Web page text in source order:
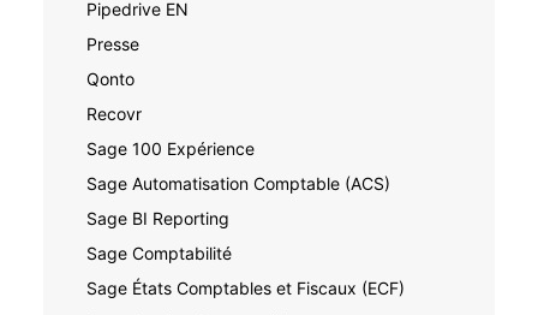
Pipedrive EN
Presse
Qonto
Recovr
Sage 100 Expérience
Sage Automatisation Comptable (ACS)
Sage BI Reporting
Sage Comptabilité
Sage États Comptables et Fiscaux (ECF)